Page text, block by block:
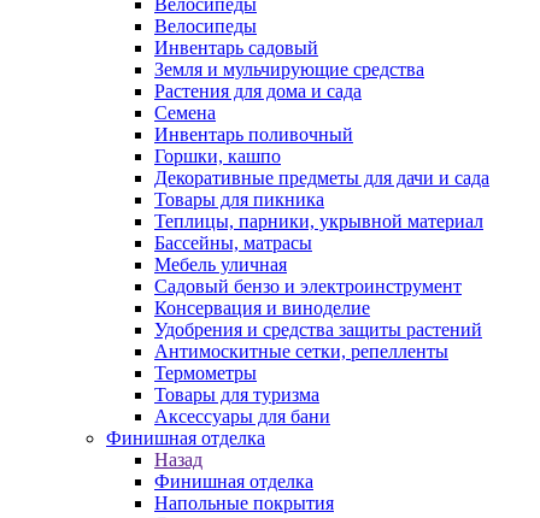
Велосипеды
Велосипеды
Инвентарь садовый
Земля и мульчирующие средства
Растения для дома и сада
Семена
Инвентарь поливочный
Горшки, кашпо
Декоративные предметы для дачи и сада
Товары для пикника
Теплицы, парники, укрывной материал
Бассейны, матрасы
Мебель уличная
Садовый бензо и электроинструмент
Консервация и виноделие
Удобрения и средства защиты растений
Антимоскитные сетки, репелленты
Термометры
Товары для туризма
Аксессуары для бани
Финишная отделка
Назад
Финишная отделка
Напольные покрытия